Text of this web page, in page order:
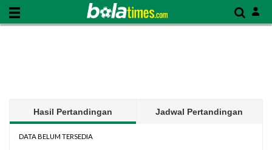
Hasil Pertandingan Jadwal Pertandingan
DATA BELUM TERSEDIA